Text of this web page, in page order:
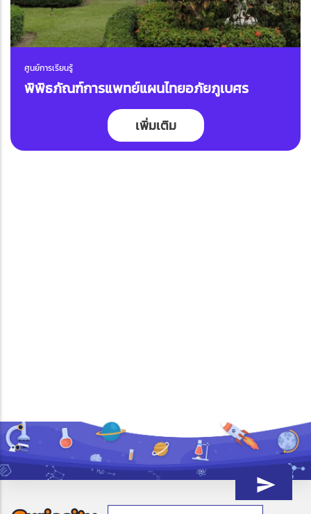
ศูนย์การเรียนรู้
พิพิธภัณฑ์การแพทย์แผนไทยอภัยภูเบศร
เพิ่มเติม